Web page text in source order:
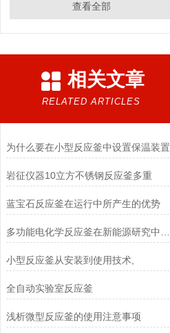
查看全部
相关文章
RELATED ARTICLES
为什么要在小型反应釜中设置保温装置
岩征仪器10立方不锈钢反应釜多重
蓝宝石反应釜在运行中所产生的优势
小型反应釜从安装到使用技术,
全自动实验室反应釜
浅析微型反应釜的使用注意事项